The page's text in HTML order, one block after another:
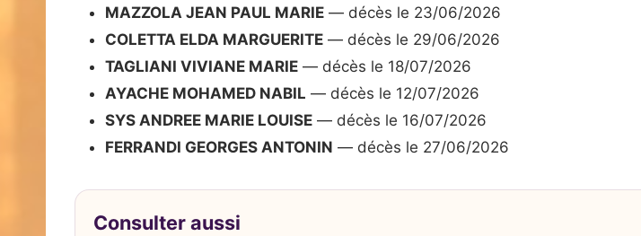
MAZZOLA JEAN PAUL MARIE — décès le 23/06/2026
COLETTA ELDA MARGUERITE — décès le 29/06/2026
TAGLIANI VIVIANE MARIE — décès le 18/07/2026
AYACHE MOHAMED NABIL — décès le 12/07/2026
SYS ANDREE MARIE LOUISE — décès le 16/07/2026
FERRANDI GEORGES ANTONIN — décès le 27/06/2026
Consulter aussi